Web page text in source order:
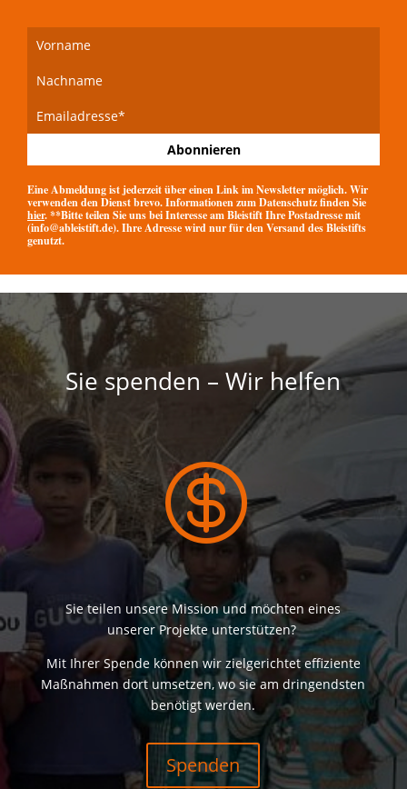
Eine Abmeldung ist jederzeit über einen Link im Newsletter möglich. Wir
verwenden den Dienst brevo. Informationen zum Datenschutz finden Sie
hier. **Bitte teilen Sie uns bei Interesse am Bleistift Ihre Postadresse mit
(info@ableistift.de). Ihre Adresse wird nur für den Versand des Bleistifts
genutzt.
Sie spenden – Wir helfen

Sie teilen unsere Mission und möchteneines
unserer Projekte unterstützen?
Mit Ihrer Spende können wir zielgerichtet effiziente
Maßnahmen dort umsetzen, wo sie am dringendsten
benötigt werden.
Spenden